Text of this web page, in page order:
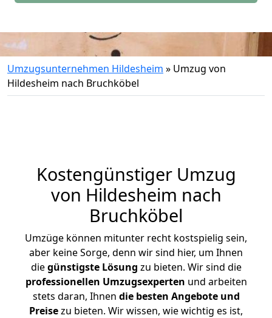
Umzugsunternehmen Hildesheim » Umzug von
Hildesheim nach Bruchköbel
Kostengünstiger Umzug
von Hildesheim nach
Bruchköbel
Umzüge können mitunter recht kostspielig sein,
aber keine Sorge, denn wir sind hier, um Ihnen
diegünstigste Lösung zu bieten. Wir sind die
professionellen Umzugsexperten und arbeiten
stets daran, Ihnen die besten Angebote und
Preisezu bieten. Wir wissen, wie wichtig es ist,